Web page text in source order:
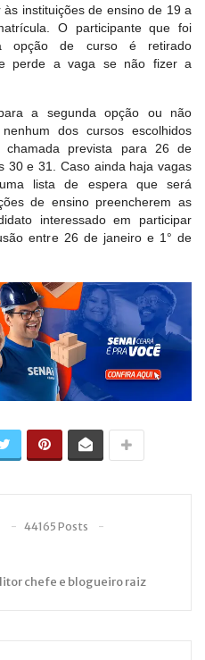
instituições de ensino de 19 a
O participante que foi
opção de curso é retirado
perde a vaga se não fizer a
a segunda opção ou não
dos cursos escolhidos
chamada prevista para 26 de
30 e 31. Caso ainda haja vagas
lista de espera que será
de ensino preencherem as
interessado em participar
entre 26 de janeiro e 1° de
44165 Posts
chefe e blogueiro raiz